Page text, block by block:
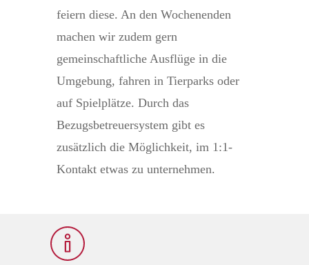
feiern diese. An den Wochenenden
machen wir zudem gern
gemeinschaftliche Ausflüge in die
Umgebung, fahren in Tierparks oder
auf Spielplätze. Durch das
Bezugsbetreuersystem gibt es
zusätzlich die Möglichkeit, im 1:1-
Kontakt etwas zu unternehmen.